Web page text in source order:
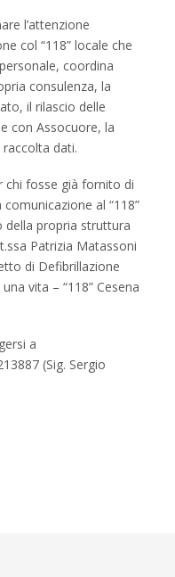
l’attenzione
col “118” locale che
coordina
consulenza, la
il rilascio delle
con Assocuore, la
dati.
chi fosse già fornito di
al “118”
della propria struttura
Patrizia Matassoni
di Defibrillazione
vita – “118” Cesena
a
(Sig. Sergio